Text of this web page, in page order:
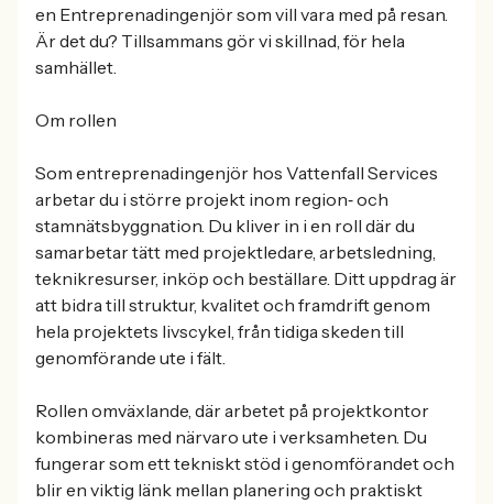
en Entreprenadingenjör som vill vara med på resan.
Är det du? Tillsammans gör vi skillnad, för hela
samhället.
Om rollen
Som entreprenadingenjör hos Vattenfall Services
arbetar du i större projekt inom region‑ och
stamnätsbyggnation. Du kliver in i en roll där du
samarbetar tätt med projektledare, arbetsledning,
teknikresurser, inköp och beställare. Ditt uppdrag är
att bidra till struktur, kvalitet och framdrift genom
hela projektets livscykel, från tidiga skeden till
genomförande ute i fält.
Rollen omväxlande, där arbetet på projektkontor
kombineras med närvaro ute i verksamheten. Du
fungerar som ett tekniskt stöd i genomförandet och
blir en viktig länk mellan planering och praktiskt